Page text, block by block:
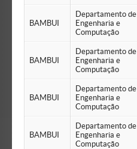
BAMBUI
Departamento de
Engenharia e
Computação
BAMBUI
Departamento de
Engenharia e
Computação
BAMBUI
Departamento de
Engenharia e
Computação
BAMBUI
Departamento de
Engenharia e
Computação